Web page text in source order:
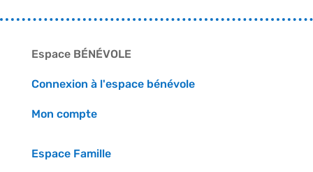
Espace BÉNÉVOLE
Connexion à l'espace bénévole
Mon compte
Espace Famille